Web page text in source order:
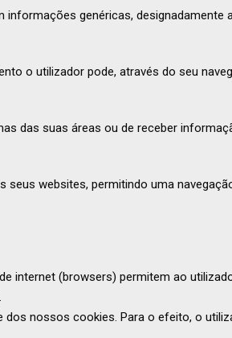
genéricas,
o utilizador pode, através do seu
das suas áreas ou de receber
websites, permitindo uma
(browsers) permitem ao
nossos cookies. Para o efeito, o